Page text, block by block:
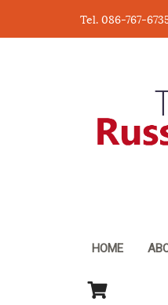
Tel. 086-767-
HOME